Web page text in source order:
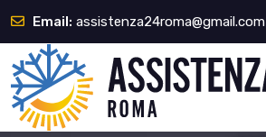
Email: assistenza24roma@gmail.com